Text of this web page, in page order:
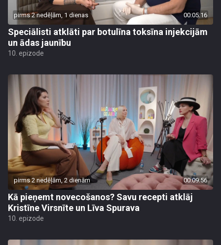
pirms 2 nedēļām, 1 dienas 00:05:16
Speciālisti atklāti par botulīna toksīna injekcijām
un ādas jaunību
10. epizode
pirms 2 nedēļām, 2 dienām 00:09:56
Kā pieņemt novecošanos? Savu recepti atklāj
Kristīne Virsnīte un Līva Spurava
10. epizode